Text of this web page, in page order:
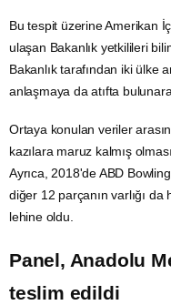
Bu tespit üzerine Amerikan
ulaşan Bakanlık yetkilileri
Bakanlık tarafından iki ülke
anlaşmaya da atıfta
Ortaya konulan veriler
kazılara maruz kalmış
Ayrıca, 2018'deABD
diğer 12 parçanın varlığı
lehine oldu.
Panel, Anadolu
teslim edildi